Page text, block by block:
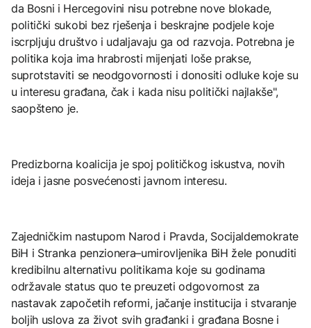
da Bosni i Hercegovini nisu potrebne nove blokade,
politički sukobi bez rješenja i beskrajne podjele koje
iscrpljuju društvo i udaljavaju ga od razvoja. Potrebna je
politika koja ima hrabrosti mijenjati loše prakse,
suprotstaviti se neodgovornosti i donositi odluke koje su
u interesu građana, čak i kada nisu politički najlakše",
saopšteno je.
Predizborna koalicija je spoj političkog iskustva, novih
ideja i jasne posvećenosti javnom interesu.
Zajedničkim nastupom Narod i Pravda, Socijaldemokrate
BiH i Stranka penzionera–umirovljenika BiH žele ponuditi
kredibilnu alternativu politikama koje su godinama
održavale status quo te preuzeti odgovornost za
nastavak započetih reformi, jačanje institucija i stvaranje
boljih uslova za život svih građanki i građana Bosne i